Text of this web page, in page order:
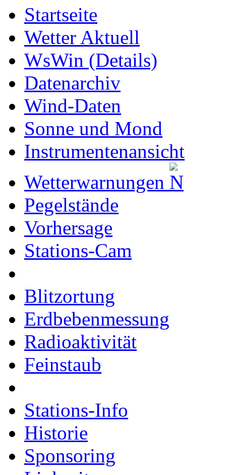
Startseite
Wetter Aktuell
WsWin (Details)
Datenarchiv
Wind-Daten
Sonne und Mond
Instrumentenansicht
Wetterwarnungen
Pegelstände
Vorhersage
Stations-Cam
Blitzortung
Erdbebenmessung
Radioaktivität
Feinstaub
Stations-Info
Historie
Sponsoring